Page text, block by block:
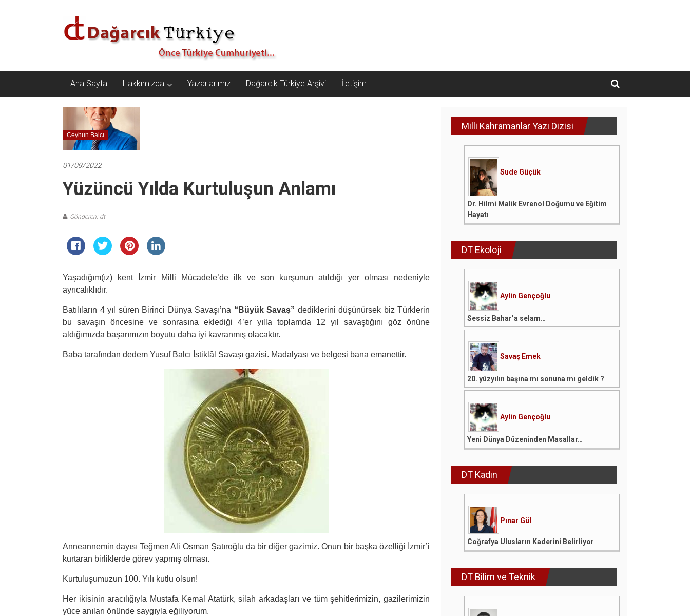
Dağarcık
Türkiye
Türkiye
Cumhuriyeti…
Ana Sayfa Hakkımızda Yazarlarımız Dağarcık Türkiye Arşivi İletişim
Ceyhun Balcı
01/09/2022
Yüzüncü Yılda Kurtuluşun Anlamı
Gönderen: dt
Yaşadığım(ız) kent İzmir Milli Mücadele’de ilk ve son kurşunun atıldığı yer olması nedeniyle
ayrıcalıklıdır.
Batılıların 4 yıl süren Birinci Dünya Savaşı’na “Büyük Savaş” dediklerini düşünürsek biz Türklerin
bu savaşın öncesine ve sonrasına eklediği 4’er yılla toplamda 12 yıl savaştığını göz önüne
aldığımızda başarımızın boyutu daha iyi kavranmış olacaktır.
Baba tarafından dedem Yusuf Balcı İstiklâl Savaşı gazisi. Madalyası ve belgesi bana emanettir.
Anneannemin dayısı Teğmen Ali Osman Şatıroğlu da bir diğer gazimiz. Onun bir başka özelliği İzmir’i
kurtaran birliklerde görev yapmış olması.
Kurtuluşumuzun 100. Yılı kutlu olsun!
Her ikisinin aracılığıyla Mustafa Kemal Atatürk, silah arkadaşları ve tüm şehitlerimizin, gazilerimizin
yüce anıları önünde saygıyla eğiliyorum.
Milli Kahramanlar Yazı Dizisi
Sude Güçük
Dr. Hilmi Malik Evrenol Doğumu ve Eğitim
Hayatı
DT Ekoloji
Aylin Gençoğlu
Sessiz Bahar’a selam…
Savaş Emek
20. yüzyılın başına mı sonuna mı geldik ?
Aylin Gençoğlu
Yeni Dünya Düzeninden Masallar…
DT Kadın
Pınar Gül
Coğrafya Ulusların Kaderini Belirliyor
DT Bilim ve Teknik